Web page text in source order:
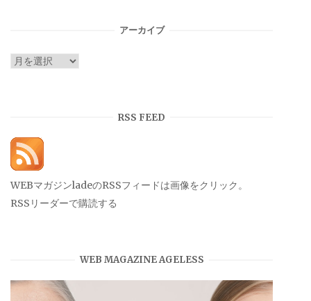
アーカイブ
ア
RSS FEED
WEBマガジンladeのRSSフィードは画像をクリック。
RSSリーダーで購読する
WEB MAGAZINE AGELESS